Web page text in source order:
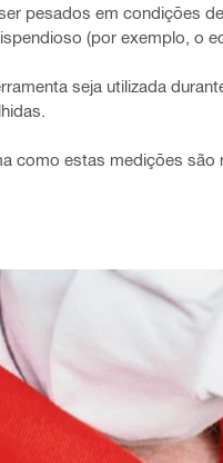
pesados em condições
(por exemplo, o
seja utilizada
como estas medições são